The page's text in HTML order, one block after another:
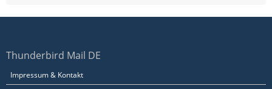
Thunderbird Mail DE
Impressum & Kontakt